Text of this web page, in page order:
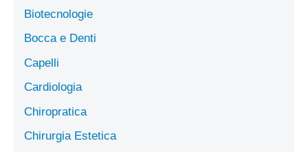
Biotecnologie
Bocca e Denti
Capelli
Cardiologia
Chiropratica
Chirurgia Estetica